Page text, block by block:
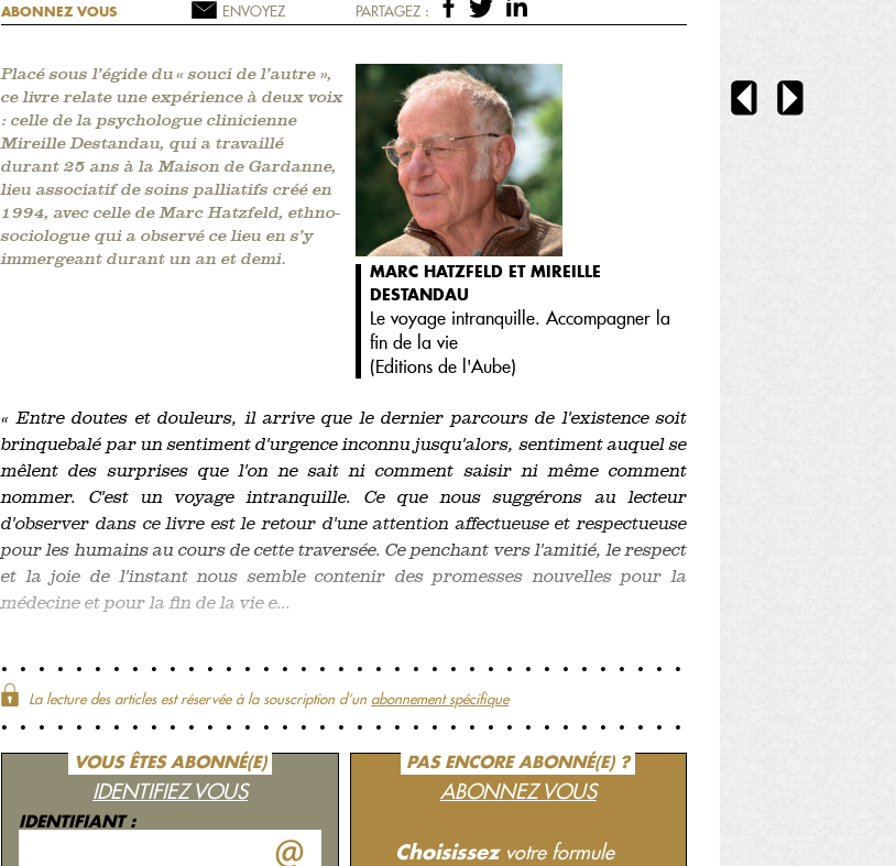
ABONNEZ VOUS ENVOYEZ PARTAGEZ :
Placé sous l’égide du « souci de l’autre »,
ce livre relate une expérience à deux voix
: celle de la psychologue clinicienne
Mireille Destandau, qui a travaillé
durant 25 ans à la Maison de Gardanne,
lieu associatif de soins palliatifs créé en
1994, avec celle de Marc Hatzfeld, ethno-
sociologue qui a observé ce lieu en s’y
immergeant durant un an et demi.
MARC HATZFELD ET MIREILLE
DESTANDAU
Le voyage intranquille. Accompagner la
fin de la vie
(Editions de l'Aube)
« Entre doutes et douleurs, il arrive que le dernier parcours de l'existence soit
brinquebalé par un sentiment d'urgence inconnu jusqu'alors, sentiment auquel se
mêlent des surprises que l'on ne sait ni comment saisir ni même comment
nommer. C'est un voyage intranquille. Ce que nous suggérons au lecteur
d'observer dans ce livre est le retour d'une attention affectueuse et respectueuse
pour les humains au cours de cette traversée. Ce penchant vers l'amitié, le respect
et la joie de l'instant nous semble contenir des promesses nouvelles pour la
médecine et pour la fin de la vie e...
La lecture des articles est réservée à la souscription d‘un abonnement spécifique
VOUS ÊTES ABONNÉ(E)
IDENTIFIEZ VOUS
IDENTIFIANT :
PAS ENCORE ABONNÉ(E) ?
ABONNEZ VOUS
Choisissez votre formule